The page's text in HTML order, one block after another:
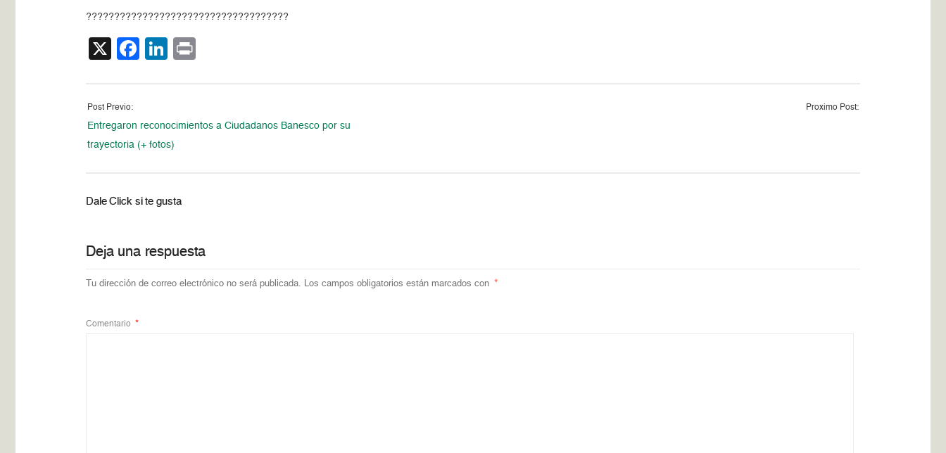
????????????????????????????????????
X Facebook
LinkedIn
Post Previo:
Entregaron reconocimientos a Ciudadanos Banesco por su
trayectoria (+ fotos)
Proximo Post:
Dale Click si te gusta
Deja una respuesta
Tu dirección de correo electrónico no será publicada. Los campos obligatorios están marcados con *
Comentario *